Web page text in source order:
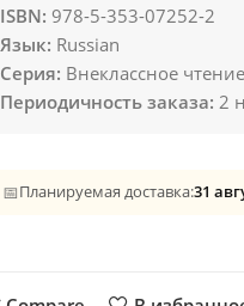
ISBN: 978-5-353-07252-2
Язык: Russian
Серия: Внеклассное
Периодичность заказа: 2
📅Планируемая доставка:31